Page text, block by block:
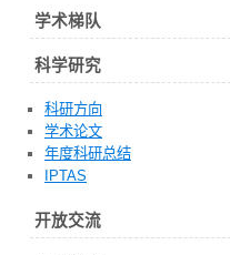
学术梯队
科学研究
科研方向
学术论文
年度科研总结
IPTAS
开放交流